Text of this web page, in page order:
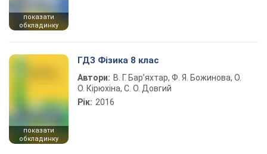
показати
обкладинку
показати
обкладинку
ГДЗ Фізика 8 клас
Автори: В. Г. Бар’яхтар, Ф. Я. Божинова, О.
О. Кірюхіна, С. О. Довгий
Рік: 2016